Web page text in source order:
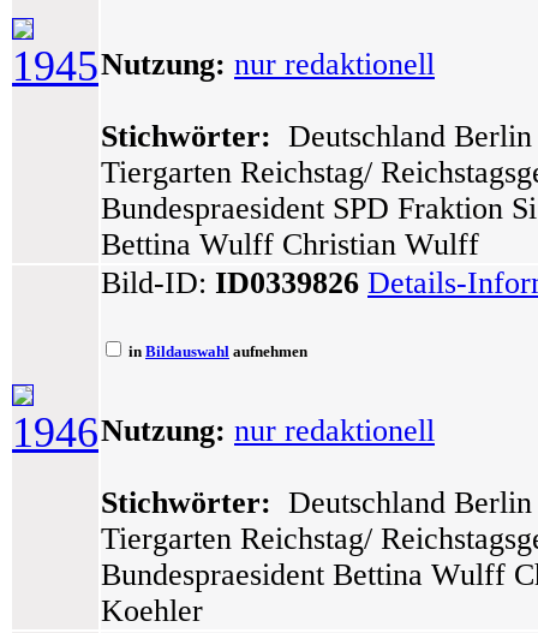
1945Nutzung: nur redaktionell
Stichwörter: Deutschland
Tiergarten Reichstag/
Bundespraesident SPD Fraktion
Bettina Wulff Christian Wulff
1946
Bild-ID: ID0339826 Details-
in Bildauswahl aufnehmen
Nutzung: nur redaktionell
Stichwörter: Deutschland
Tiergarten Reichstag/
Bundespraesident Bettina Wulff
Koehler